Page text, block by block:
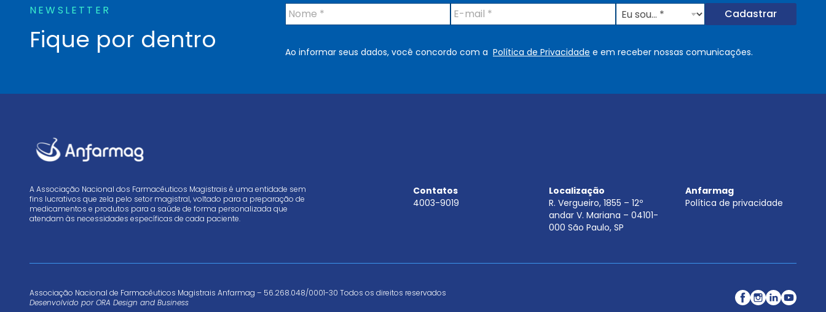
NEWSLETTER
Fique por dentro
N
o
*
E
-
i
E
u
u
Cadastrar
Ao informar seus dados, você concordo com a Política de Privacidade e em receber nossas comunicações.
A Associação Nacional dos Farmacêuticos Magistrais é uma entidade sem
fins lucrativos que zela pelo setor magistral, voltado para a preparação de
medicamentos e produtos para a saúde de forma personalizada que
atendam às necessidades específicas de cada paciente.
Contatos
4003-9019
Localização
R. Vergueiro, 1855 – 12º
andar V. Mariana – 04101-
000 São Paulo, SP
Anfarmag
Política de privacidade
Associação Nacional de Farmacêuticos Magistrais Anfarmag – 56.268.048/0001-30 Todos os direitos reservados
Desenvolvido porORA Design and Business